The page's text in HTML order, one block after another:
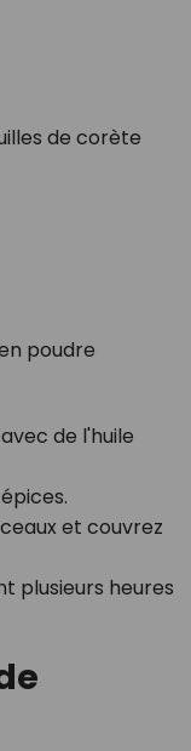
de corète
poudre
de l'huile
et couvrez
plusieurs heures